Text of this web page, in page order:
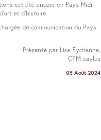
cet été encore en Pays Midi-
et d’histoire.
de communication du Pays
Présenté par Lisa Eychenne,
CFM caylus
05 Août 2024